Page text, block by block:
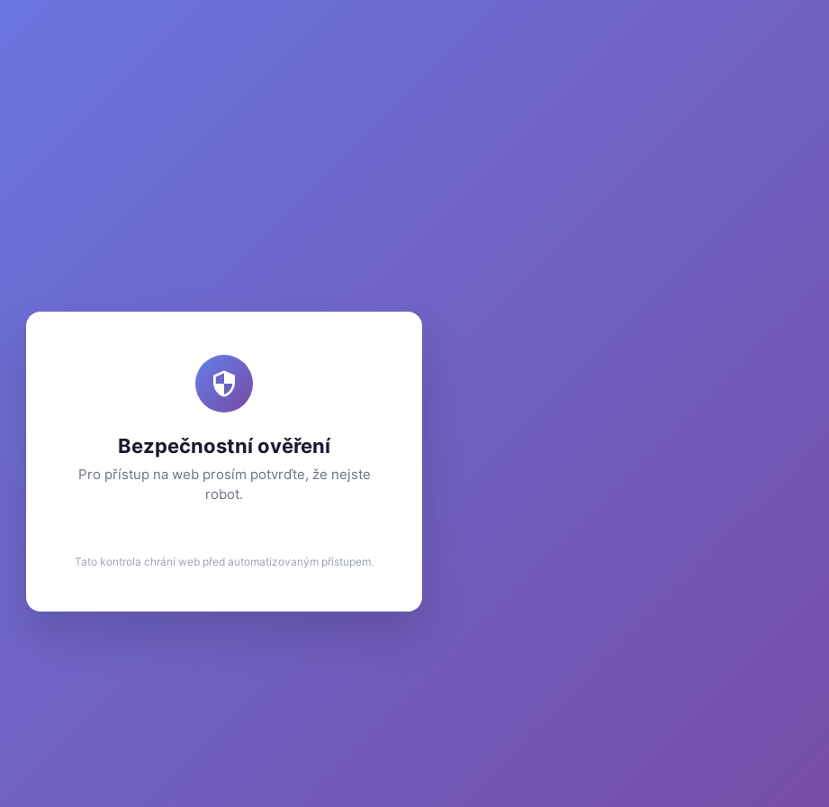
Bezpečnostní ověření
Pro přístup na web prosím potvrďte, že nejste
robot.
Tato kontrola chrání web před automatizovaným přístupem.